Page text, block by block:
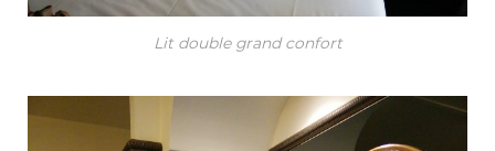
Lit double grand confort